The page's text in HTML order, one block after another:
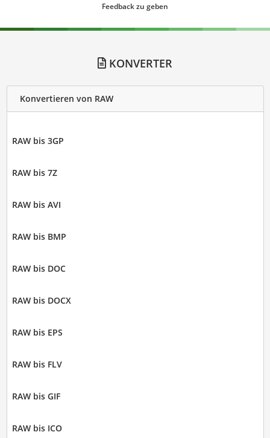
Feedback zu geben
KONVERTER
Konvertieren von RAW
RAW bis 3GP
RAW bis 7Z
RAW bis AVI
RAW bis BMP
RAW bis DOC
RAW bis DOCX
RAW bis EPS
RAW bis FLV
RAW bis GIF
RAW bis ICO